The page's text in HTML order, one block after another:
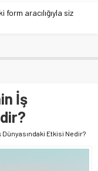
form aracılığıyla siz
İş
Etkisi Nedir?